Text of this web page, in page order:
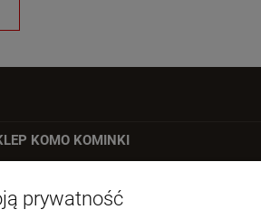
KOMO KOMINKI
00-716 Warszawa
prywatność